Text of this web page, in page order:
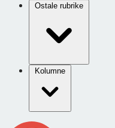
Ostale rubrike
Kolumne